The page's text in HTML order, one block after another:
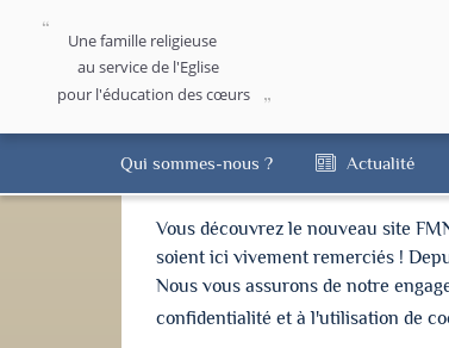
Une famille religieuse
au service de l'Eglise
pour l'éducation des cœurs
Qui sommes-nous ? Actualité
Vous découvrez le nouveau site
soient ici vivement remerciés !
Nous vous assurons de notre
confidentialité et à l'utilisation de